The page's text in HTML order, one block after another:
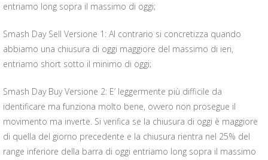
entriamo long sopra il massimo di oggi;
Smash Day Sell Versione 1: Al contrario si concretizza quando
abbiamo una chiusura di oggi maggiore del massimo di ieri,
entriamo short sotto il minimo di oggi;
Smash Day Buy Versione 2: E’ leggermente più difficile da
identificare ma funziona molto bene, ovvero non prosegue il
movimento ma inverte. Si verifica se la chiusura di oggi è maggiore
di quella del giorno precedente e la chiusura rientra nel 25% del
range inferiore della barra di oggi entriamo long sopra il massimo